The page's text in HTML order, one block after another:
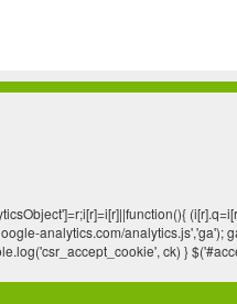
analytics.com/
ck) }